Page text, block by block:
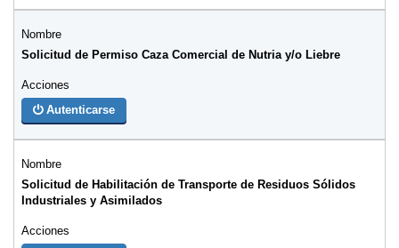
Solicitud de Permiso Caza Comercial de Nutria y/o Liebre
Autenticarse
Solicitud de Habilitación de Transporte de Residuos Sólidos
Industriales y Asimilados